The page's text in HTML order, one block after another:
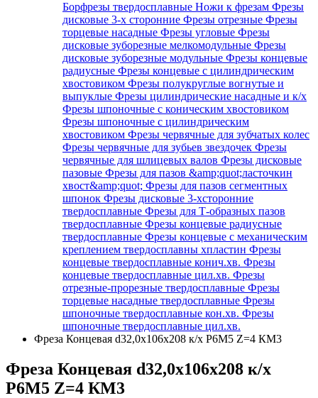
Борфрезы твердосплавные Ножи к фрезам Фрезы
дисковые 3-х сторонние Фрезы отрезные Фрезы
торцевые насадные Фрезы угловые Фрезы
дисковые зуборезные мелкомодульные Фрезы
дисковые зуборезные модульные Фрезы концевые
радиусные Фрезы концевые с цилиндрическим
хвостовиком Фрезы полукруглые вогнутые и
выпуклые Фрезы цилиндрические насадные и к/х
Фрезы шпоночные с коническим хвостовиком
Фрезы шпоночные с цилиндрическим
хвостовиком Фрезы червячные для зубчатых колес
Фрезы червячные для зубьев звездочек Фрезы
червячные для шлицевых валов Фрезы дисковые
пазовые Фрезы для пазов &amp;quot;ласточкин
хвост&amp;quot; Фрезы для пазов сегментных
шпонок Фрезы дисковые 3-хсторонние
твердосплавные Фрезы для Т-образных пазов
твердосплавные Фрезы концевые радиусные
твердосплавные Фрезы концевые с механическим
креплением твердосплавны хпластин Фрезы
концевые твердосплавные конич.хв. Фрезы
концевые твердосплавные цил.хв. Фрезы
отрезные-прорезные твердосплавные Фрезы
торцевые насадные твердосплавные Фрезы
шпоночные твердосплавные кон.хв. Фрезы
шпоночные твердосплавные цил.хв.
Фреза Концевая d32,0х106х208 к/х Р6М5 Z=4 КМ3
Фреза Концевая d32,0х106х208 к/х
Р6М5 Z=4 КМ3